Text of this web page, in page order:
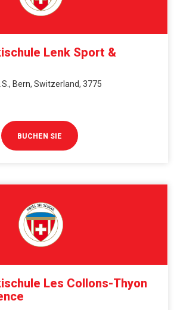
Lenk Sport &
Bern, Switzerland, 3775
BUCHEN SIE
Les Collons-Thyon